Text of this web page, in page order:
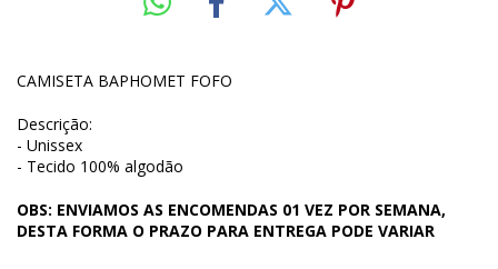
CAMISETA BAPHOMET FOFO
Descrição:
- Unissex
- Tecido 100% algodão
OBS: ENVIAMOS AS ENCOMENDAS 01 VEZ POR SEMANA,
DESTA FORMA O PRAZO PARA ENTREGA PODE VARIAR